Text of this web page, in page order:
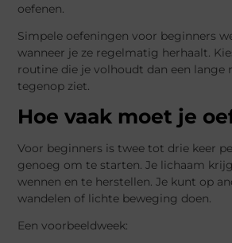
oefenen.
Simpele oefeningen voor beginners
wanneer je ze regelmatig herhaalt.
routine die je volhoudt dan een lange
tegenop ziet.
Hoe vaak moet je
Voor beginners is twee tot drie keer
genoeg om te starten. Je lichaam
wennen en te herstellen. Je kunt op
wandelen of lichte beweging doen.
Een voorbeeldweek: